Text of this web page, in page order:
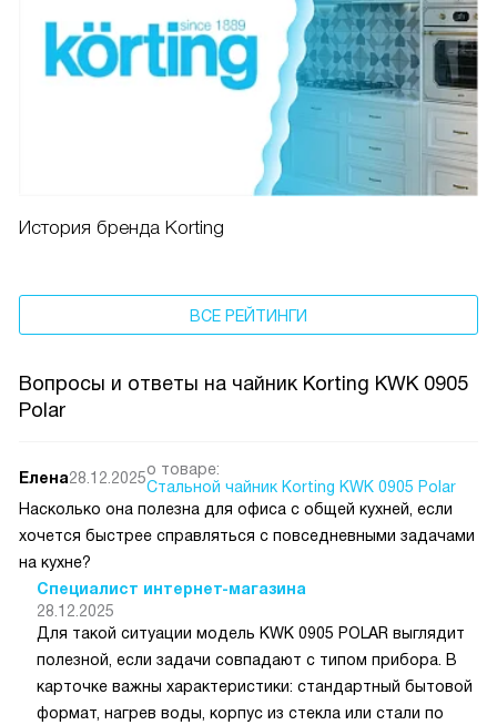
История бренда Korting
ВСЕ РЕЙТИНГИ
Вопросы и ответы на чайник Korting KWK 0905
Polar
Елена28.12.2025о товаре:
Стальной чайник Korting KWK 0905 Polar
Насколько она полезна для офиса с общей кухней, если
хочется быстрее справляться с повседневными задачами
на кухне?
Специалист интернет-магазина
28.12.2025
Для такой ситуации модель KWK 0905 POLAR выглядит
полезной, если задачи совпадают с типом прибора. В
карточке важны характеристики: стандартный бытовой
формат, нагрев воды, корпус из стекла или стали по